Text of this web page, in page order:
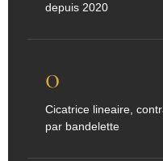
depuis 2020
0
Cicatrice lineaire,
par bandelette